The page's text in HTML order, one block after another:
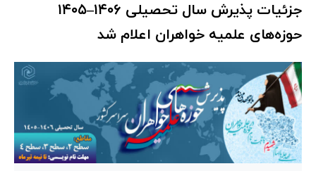
جزئیات پذیرش سال تحصیلی ۱۴۰۶–۱۴۰۵
حوزه‌های علمیه خواهران اعلام شد